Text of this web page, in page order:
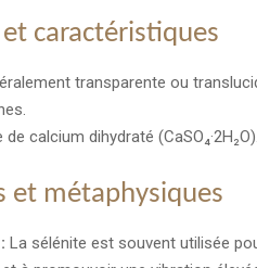
caractéristiques
transparente ou
calcium dihydraté (CaSO₄·2H₂O).
et métaphysiques
La sélénite est souvent utilisée